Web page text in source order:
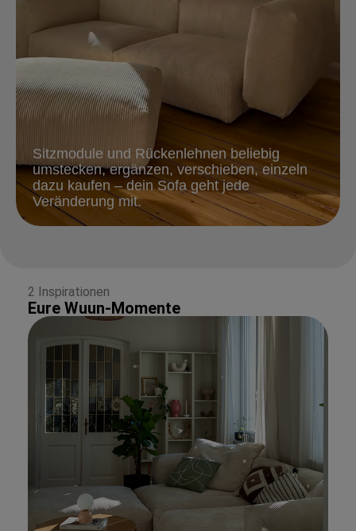
Sitzmodule und Rückenlehnen beliebig
umstecken, ergänzen, verschieben, einzeln
dazu kaufen – dein Sofa geht jede
Veränderung mit.
2 Inspirationen
Eure Wuun-Momente